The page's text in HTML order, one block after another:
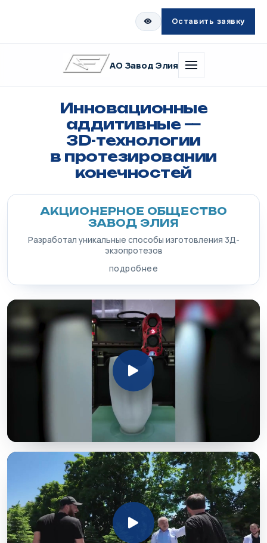
Оставить заявку
АО Завод Элия
Инновационные
аддитивные —
3D-технологии
в протезировании
конечностей
АКЦИОНЕРНОЕ ОБЩЕСТВО
ЗАВОД ЭЛИЯ
Разработал уникальные способы изготовления 3Д-
экзопротезов
подробнее